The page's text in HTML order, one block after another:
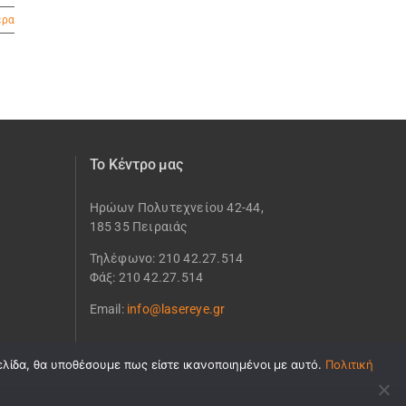
Το Κέντρο μας
Ηρώων Πολυτεχνείου 42-44,
185 35 Πειραιάς
Τηλέφωνο: 210 42.27.514
Φάξ: 210 42.27.514
Email: info@lasereye.gr
θα υποθέσουμε πως είστε ικανοποιημένοι με αυτό. Πολιτική